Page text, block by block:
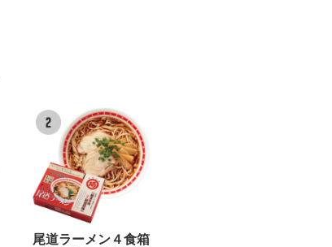
尾道ラーメン４食箱